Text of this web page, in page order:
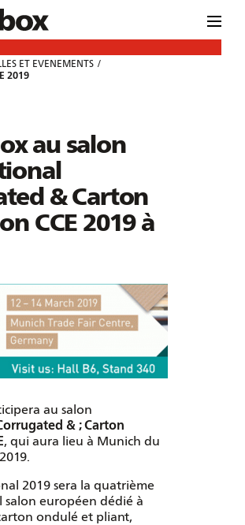
ET EVENEMENTS
2019
au salon
& Carton
CCE 2019 à
au salon
& ; Carton
, qui aura lieu à Munich du
2019 sera la quatrième
salon européen dédié à
ondulé et pliant,